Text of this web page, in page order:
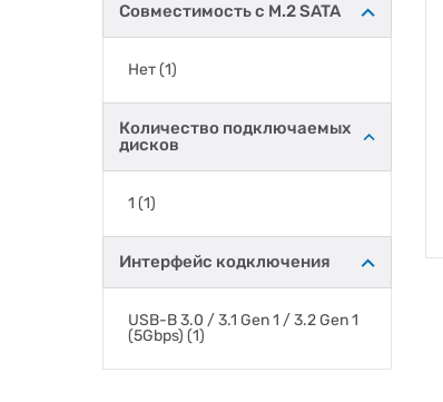
Совместимость с M.2 SATA
Нет(1)
Количество подключаемых
дисков
1 (1)
Интерфейс кодключения
USB-B 3.0 / 3.1 Gen 1 / 3.2 Gen 1
(5Gbps) (1)